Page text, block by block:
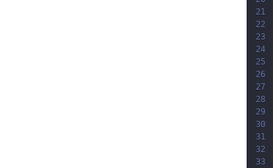
21
22
23
24
25
26
27
28
29
30
31
32
33